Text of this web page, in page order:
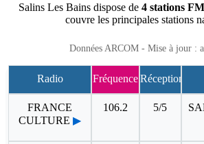
Salins Les Bains dispose de 4 stations FM
couvre les principales stations
Données ARCOM - Mise à jour :
Radio FréquenceRéception
FRANCE
CULTURE ▶
106.2 5/5